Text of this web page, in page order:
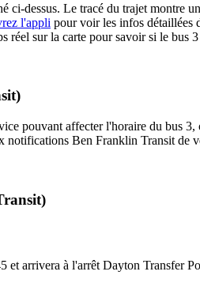
dessus. Le tracé du trajet montre
l'appli pour voir les infos détaillées
réel sur la carte pour savoir si le bus
pouvant affecter l'horaire du bus
notifications Ben Franklin Transit de
arrivera à l'arrêt Dayton Transfer